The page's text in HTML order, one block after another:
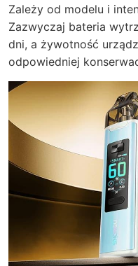
Zależy od modelu i
Zazwyczaj bateria
dni, a żywotność
odpowiedniej